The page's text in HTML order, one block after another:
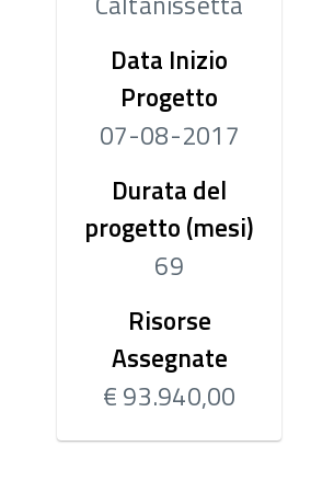
Data Inizio
Progetto
07-08-2017
Durata del
progetto (mesi)
69
Risorse
Assegnate
€ 93.940,00